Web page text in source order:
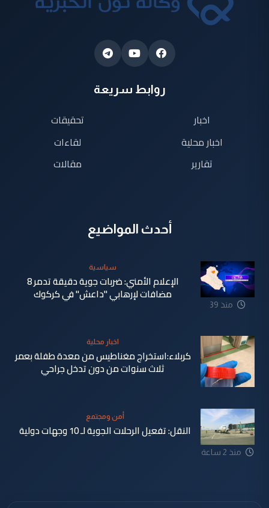
روابط سريعة
اخبار
اخبار محلية
تقارير
تحقيقات
لقاءات
مقالات
أحدث المواضيع
منذ 39
سياسية
الإعلام الأمني: ضربات جوية دقيقة تدمر 8
مضافات لإرهابي "داعش" في كركوك
منذ 45
دقيقة
اخبار محلية
كربلاء:استخراج مغناطيس من معدة طفلة بعمر
ثلاث سنوات من دون تدخل جراحي
منذ 2 ساعة
أمن ومجتمع
النقل: تفعيل الرحلات الجوية لـ 10 وجهات دولية